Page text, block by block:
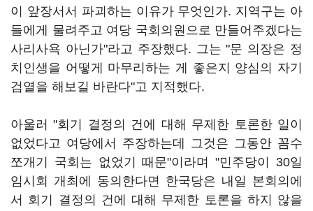
이 앞장서서 파괴하는 이유가 무엇인가. 지역구는 아
들에게 물려주고 여당 국회의원으로 만들어주겠다는
사리사욕 아닌가"라고 주장했다. 그는 "문 의장은 정
치인생을 어떻게 마무리하는 게 좋은지 양심의 자기
검열을 해보길 바란다"고 지적했다.
아울러 "회기 결정의 건에 대해 무제한 토론한 일이
없었다고 여당에서 주장하는데 그것은 그동안 꼼수
쪼개기 국회는 없었기 때문"이라며 "민주당이 30일
임시회 개최에 동의한다면 한국당은 내일 본회의에
서 회기 결정의 건에 대해 무제한 토론을 하지 않을